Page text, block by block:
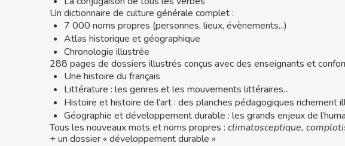
Un dictionnaire de culture générale complet :
7 000 noms propres (personnes, lieux, évènements...)
Atlas historique et géographique
Chronologie illustrée
288 pages de dossiers illustrés conçus avec des enseignants et
Une histoire du français
Littérature : les genres et les mouvements littéraires...
Histoire et histoire de l’art : des planches pédagogiques richement
Géographie et développement durable : les grands enjeux de
Tous les nouveaux mots et noms propres : climatosceptique,
+ un dossier « développement durable »